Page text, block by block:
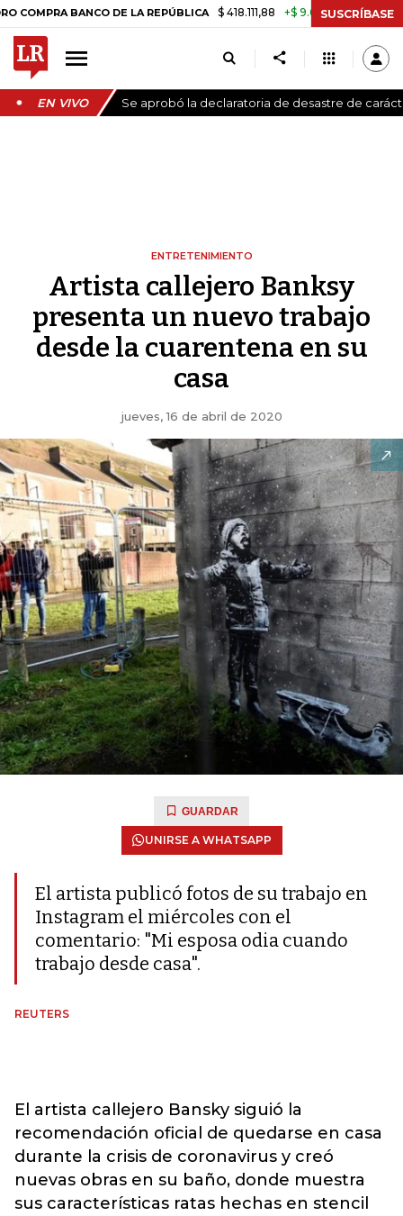
BANCO DE LA REPÚBLICA $ 418.111,88 +$ 9.612,91 +2,35% TASA
SUSCRÍBASE
EN VIVO Se aprobó la declaratoria de desastre de
ENTRETENIMIENTO
Artista callejero Banksy
presenta un nuevo trabajo
desde la cuarentena en su
casa
jueves, 16 de abril de 2020
GUARDAR
UNIRSE A WHATSAPP
El artista publicó fotos de su trabajo en
Instagram el miércoles con el
comentario: "Mi esposa odia cuando
trabajo desde casa".
REUTERS
El artista callejero Bansky siguió la
recomendación oficial de quedarse en casa
durante la crisis de coronavirus y creó
nuevas obras en su baño, donde muestra
sus características ratas hechas en stencil